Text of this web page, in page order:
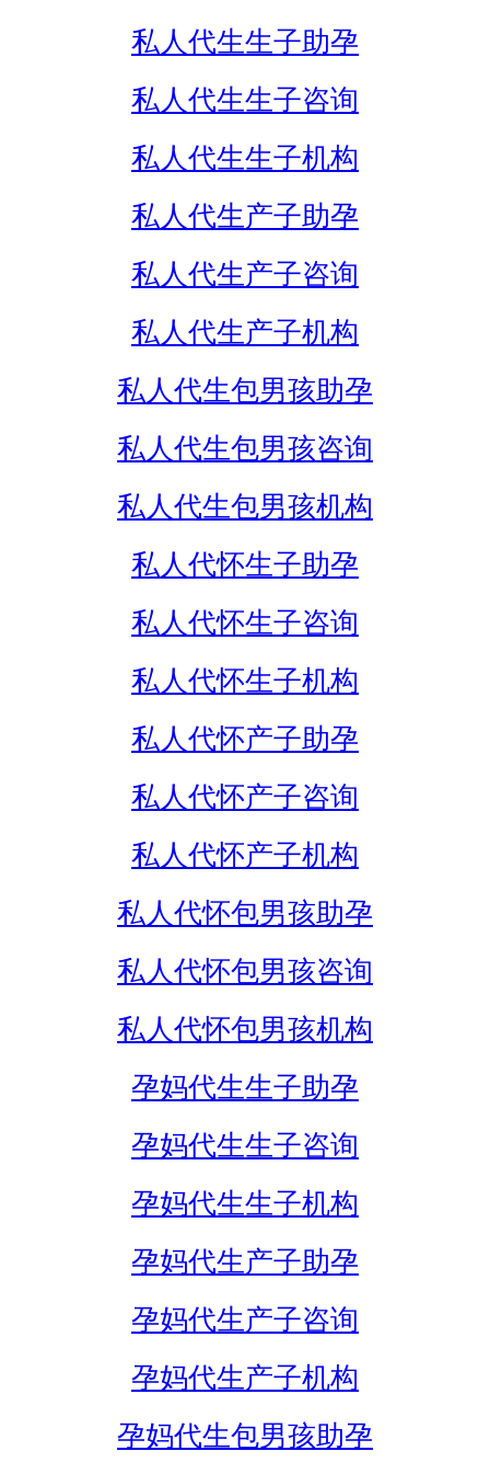
私人代生生子助孕
私人代生生子咨询
私人代生生子机构
私人代生产子助孕
私人代生产子咨询
私人代生产子机构
私人代生包男孩助孕
私人代生包男孩咨询
私人代生包男孩机构
私人代怀生子助孕
私人代怀生子咨询
私人代怀生子机构
私人代怀产子助孕
私人代怀产子咨询
私人代怀产子机构
私人代怀包男孩助孕
私人代怀包男孩咨询
私人代怀包男孩机构
孕妈代生生子助孕
孕妈代生生子咨询
孕妈代生生子机构
孕妈代生产子助孕
孕妈代生产子咨询
孕妈代生产子机构
孕妈代生包男孩助孕